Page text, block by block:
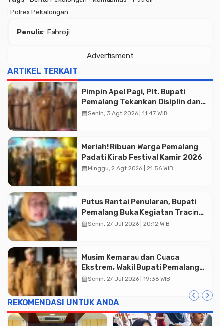
Polres Pekalongan
Penulis: Fahroji
Advertisment
ARTIKEL TERKAIT
Pimpin Apel Pagi, Plt. Bupati
Pemalang Tekankan Disiplin dan
Soliditas ASN untuk Pelayanan
calendar_monthSenin, 3 Agt 2026 | 11:47 WIB
Meriah! Ribuan Warga Pemalang
Padati Kirab Festival Kamir 2026
calendar_monthMinggu, 2 Agt 2026 | 21:56 WIB
Putus Rantai Penularan, Bupati
Pemalang Buka Kegiatan Tracing
TBC Terintegrasi di Mulyoharjo
calendar_monthSenin, 27 Jul 2026 | 20:12 WIB
Musim Kemarau dan Cuaca
Ekstrem, Wakil Bupati Pemalang
Ingatkan ASN Waspada Bahaya
calendar_monthSenin, 27 Jul 2026 | 19:36 WIB
REKOMENDASI UNTUK ANDA